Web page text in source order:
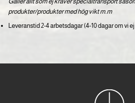
produkter/produkter med hög vikt m.m
Leveranstid 2-4 arbetsdagar (4-10 dagar om vi